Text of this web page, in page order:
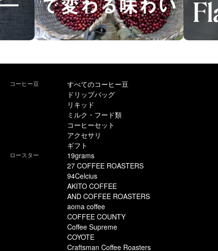
コーヒー豆
すべてのコーヒー豆
ドリップバッグ
リキッド
ミルク・フード類
コーヒーセット
アクセサリ
ギフト
ロースター
19grams
27 COFFEE ROASTERS
94Celcius
AKITO COFFEE
AND COFFEE ROASTERS
aoma coffee
COFFEE COUNTY
Coffee Supreme
COYOTE
Craftsman Coffee Roasters